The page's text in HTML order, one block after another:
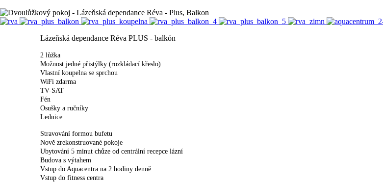
Lázeňská dependance Réva PLUS - balkón
2 lůžka
Možnost jedné přistýlky (rozkládací křeslo)
Vlastní koupelna se sprchou
WiFi zdarma
TV-SAT
Fén
Osušky a ručníky
Lednice
Stravování formou bufetu
Nově zrekonstruované pokoje
Ubytování 5 minut chůze od centrální recepce lázní
Budova s výtahem
Vstup do Aquacentra na 2 hodiny denně
Vstup do fitness centra